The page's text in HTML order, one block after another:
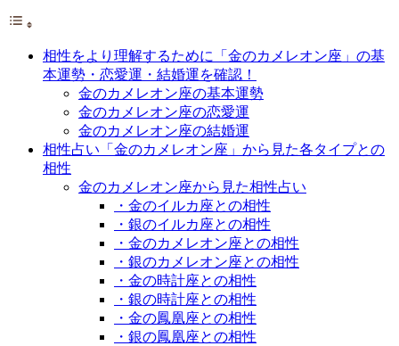
相性をより理解するために「金のカメレオン座」の基
本運勢・恋愛運・結婚運を確認！
金のカメレオン座の基本運勢
金のカメレオン座の恋愛運
金のカメレオン座の結婚運
相性占い「金のカメレオン座」から見た各タイプとの
相性
金のカメレオン座から見た相性占い
・金のイルカ座との相性
・銀のイルカ座との相性
・金のカメレオン座との相性
・銀のカメレオン座との相性
・金の時計座との相性
・銀の時計座との相性
・金の鳳凰座との相性
・銀の鳳凰座との相性